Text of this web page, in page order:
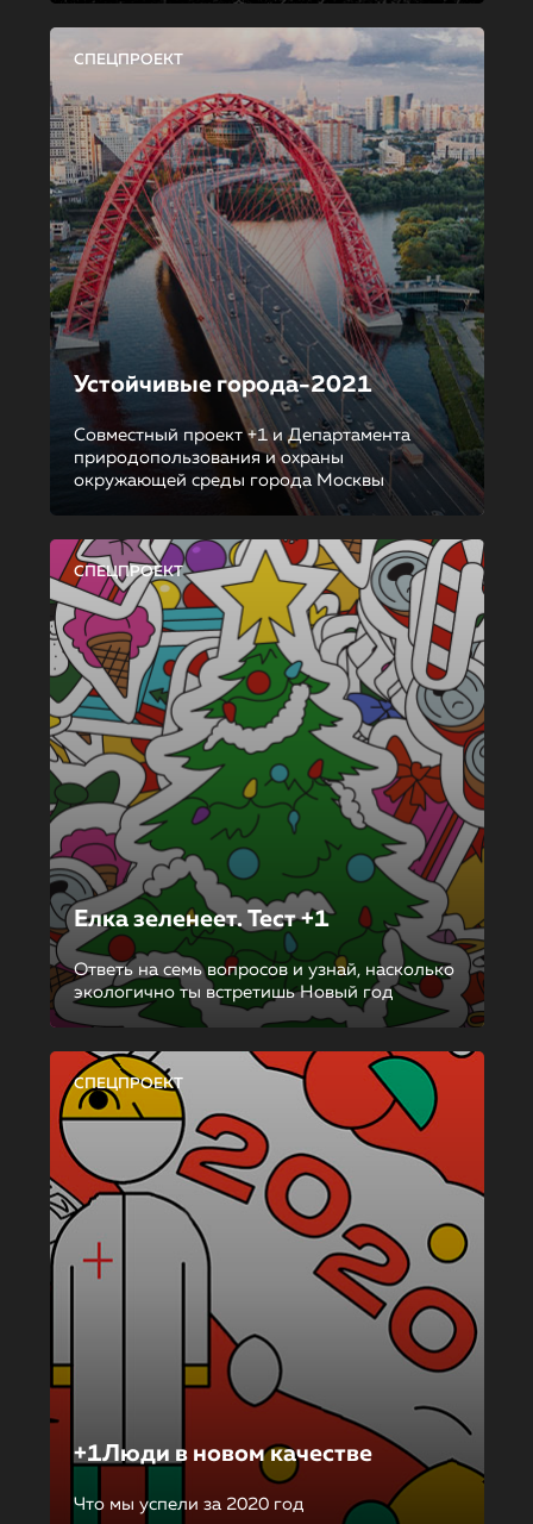
СПЕЦПРОЕКТ
Устойчивые города-2021
Совместный проект +1 и Департамента
природопользования и охраны
окружающей среды города Москвы
СПЕЦПРОЕКТ
Елка зеленеет. Тест +1
Ответь на семь вопросов и узнай, насколько
экологично ты встретишь Новый год
СПЕЦПРОЕКТ
+1Люди в новом качестве
Что мы успели за 2020 год